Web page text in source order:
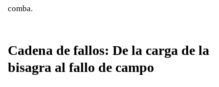
comba.
Cadena de fallos: De la carga de la
bisagra al fallo de campo